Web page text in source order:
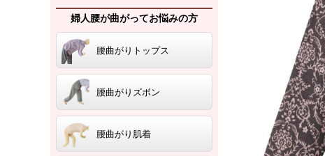
婦人腰が曲がってお悩みの方
腰曲がりトップス
腰曲がりズボン
腰曲がり肌着